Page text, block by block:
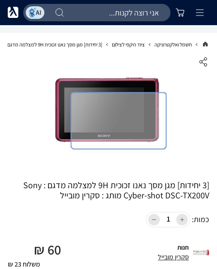
חשמל ואלקטרוניקה ציוד היקפי לצילום [3 יחידות] מגן מסך נאנו זכוכית 9H למצלמה מדגם : Sony Cyber-shot DSC-TX200V מותג : סקרין מובייל
[3 יחידות] מגן מסך נאנו זכוכית 9H למצלמה מדגם : Sony
Cyber-shot DSC-TX200V מותג : סקרין מובייל
כמות:
חנות
סקרין מובייל 60
₪
משלוח 23 ₪